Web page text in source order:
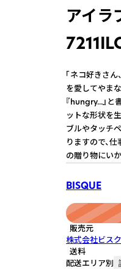
アイラ
「ネコ好きさ
を愛してやま
『hungry...』
ットな形状を
ブルやタッチ
りますので、
の贈り物にい
BISQUE
販売元
株式会社ビスク
送料
配送エリア別